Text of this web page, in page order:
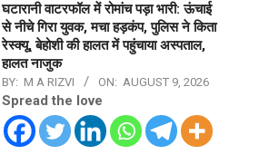
घटारानी वाटरफॉल में रोमांच पड़ा भारी: ऊंचाई
से नीचे गिरा युवक, मचा हड़कंप, पुलिस ने किता
रेस्क्यू, बेहोशी की हालत में पहुंचाया अस्पताल,
हालत नाजुक
BY: M A RIZVI ON: AUGUST 9, 2026
Spread the love